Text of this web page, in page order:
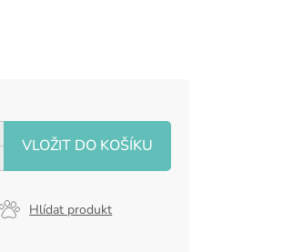
Hlídat produkt